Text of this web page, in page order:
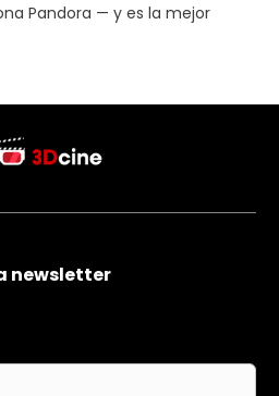
Pandora — y es la mejor
newsletter